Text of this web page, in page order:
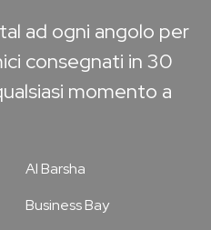
ad ogni angolo per
consegnati in 30
momento a
Al Barsha
Business Bay